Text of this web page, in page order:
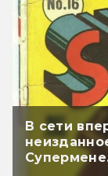
В сети